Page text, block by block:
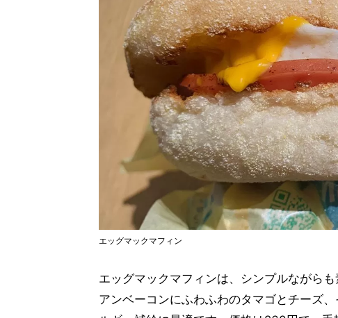
エッグマックマフィン
エッグマックマフィンは、シンプルながら
アンベーコンにふわふわのタマゴとチーズ